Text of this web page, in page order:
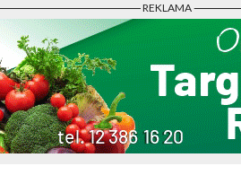
- REKLAMA -